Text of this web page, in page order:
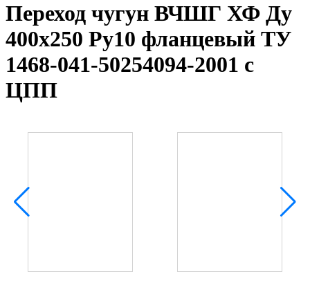
Переход чугун ВЧШГ ХФ Ду
400х250 Ру10 фланцевый ТУ
1468-041-50254094-2001 с
ЦПП